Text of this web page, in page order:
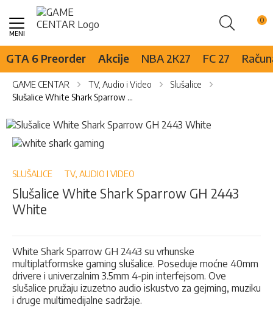
Pretraži
Skip
Content
GTA 6 Preorder Akcije NBA 2K27 FC 27
GAME CENTAR TV, Audio i Video
Slušalice
Slušalice White Shark Sparrow GH 2443 White
Skip
to
the
of
images
gallery
Skip
to
beginning
the
images
SLUŠALICE TV, AUDIO I VIDEO
Slušalice White Shark Sparrow GH 2443
White
White Shark Sparrow GH 2443 su vrhunske
multiplatformske gaming slušalice. Poseduje moćne 40mm
drivere i univerzalnim 3.5mm 4-pin interfejsom. Ove
slušalice pružaju izuzetno audio iskustvo za gejming, muziku
i druge multimedijalne sadržaje.